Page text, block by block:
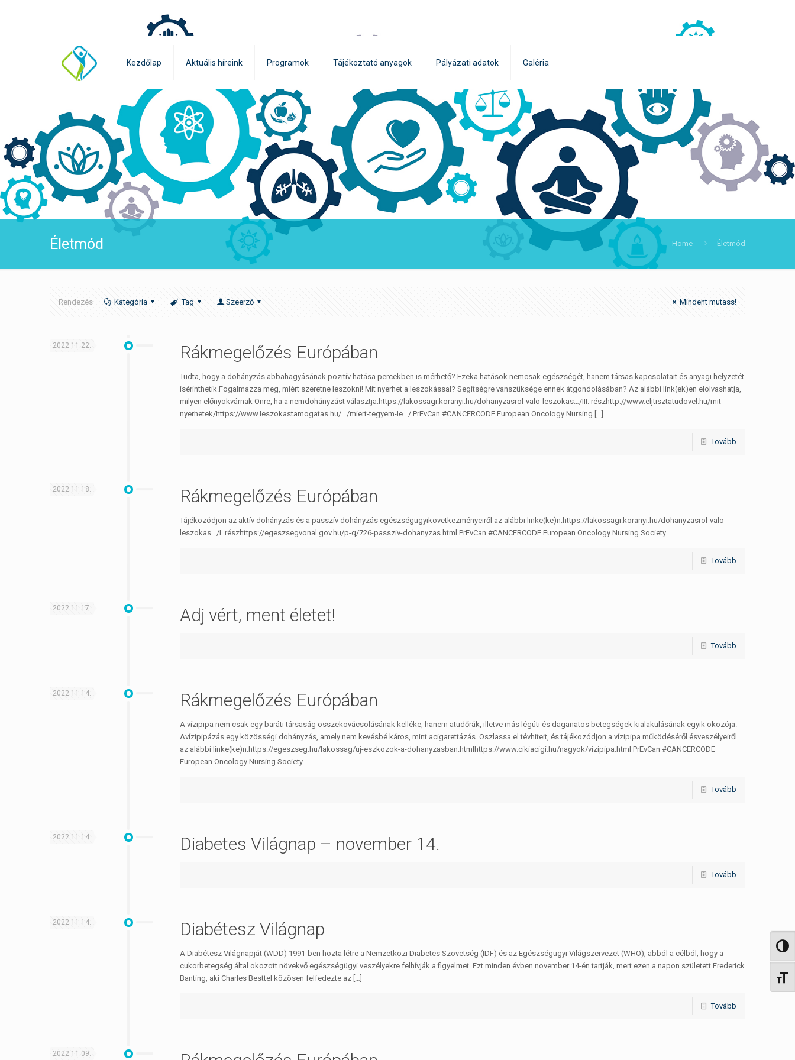
Kezdőlap Aktuális híreink Programok Tájékoztató anyagok Pályázati adatok Galéria
Életmód Home Életmód
Rendezés Kategória Tag Szeerző Mindent mutass!
2022.11.22. Rákmegelőzés Európában
Tudta, hogy a dohányzás abbahagyásának pozitív hatása percekben is mérhető? Ezeka hatások nemcsak egészségét, hanem társas kapcsolatait és anyagi helyzetét
isérinthetik.Fogalmazza meg, miért szeretne leszokni! Mit nyerhet a leszokással? Segítségre vanszüksége ennek átgondolásában? Az alábbi link(ek)en elolvashatja,
milyen előnyökvárnak Önre, ha a nemdohányzást választja:https://lakossagi.koranyi.hu/dohanyzasrol-valo-leszokas…/III. részhttp://www.eljtisztatudovel.hu/mit-
nyerhetek/https://www.leszokastamogatas.hu/…/miert-tegyem-le…/ PrEvCan #CANCERCODE European Oncology Nursing […]
Tovább
2022.11.18. Rákmegelőzés Európában
Tájékozódjon az aktív dohányzás és a passzív dohányzás egészségügyikövetkezményeiről az alábbi linke(ke)n:https://lakossagi.koranyi.hu/dohanyzasrol-valo-
leszokas…/I. részhttps://egeszsegvonal.gov.hu/p-q/726-passziv-dohanyzas.html PrEvCan #CANCERCODE European Oncology Nursing Society
Tovább
2022.11.17. Adj vért, ment életet!
Tovább
2022.11.14. Rákmegelőzés Európában
A vízipipa nem csak egy baráti társaság összekovácsolásának kelléke, hanem atüdőrák, illetve más légúti és daganatos betegségek kialakulásának egyik okozója.
Avízipipázás egy közösségi dohányzás, amely nem kevésbé káros, mint acigarettázás. Oszlassa el tévhiteit, és tájékozódjon a vízipipa működéséről ésveszélyeiről
az alábbi linke(ke)n:https://egeszseg.hu/lakossag/uj-eszkozok-a-dohanyzasban.htmlhttps://www.cikiacigi.hu/nagyok/vizipipa.html PrEvCan #CANCERCODE
European Oncology Nursing Society
Tovább
2022.11.14. Diabetes Világnap – november 14.
Tovább
2022.11.14. Diabétesz Világnap
A Diabétesz Világnapját (WDD) 1991-ben hozta létre a Nemzetközi Diabetes Szövetség (IDF) és az Egészségügyi Világszervezet (WHO), abból a célból, hogy a
cukorbetegség által okozott növekvő egészségügyi veszélyekre felhívják a figyelmet. Ezt minden évben november 14-én tartják, mert ezen a napon született Frederick
Banting, aki Charles Besttel közösen felfedezte az […]
Tovább
2022.11.09.